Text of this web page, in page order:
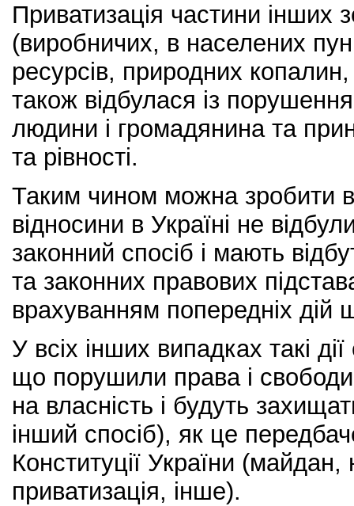
Приватизація частини інших
(виробничих, в населених
ресурсів, природних
також відбулася із
людини і громадянина та
та рівності.
Таким чином можна зробити
відносини в Україні не
законний спосіб і мають
та законних правових
врахуванням попередніх дій
У всіх інших випадках такі
що порушили права і
на власність і будуть
інший спосіб), як це
Конституції України (майдан,
приватизація, інше).